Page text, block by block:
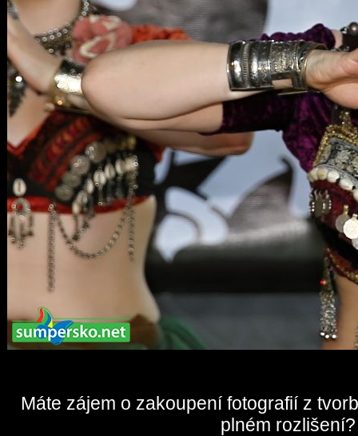
Máte zájem o zakoupení fotografií z
plném rozlišení?